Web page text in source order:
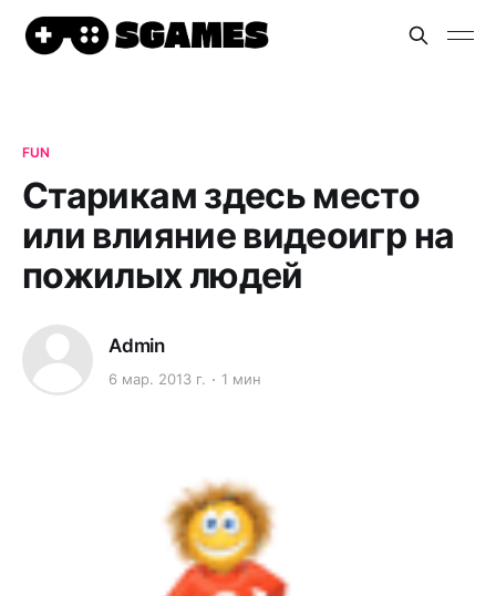
FUN
Старикам здесь место
или влияние видеоигр на
пожилых людей
Admin
6 мар. 2013 г. 1 мин